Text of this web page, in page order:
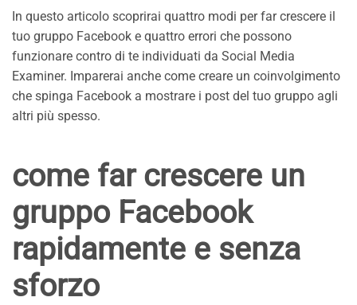
In questo articolo scoprirai quattro modi per far crescere il
tuo gruppo Facebook e quattro errori che possono
funzionare contro di te individuati da Social Media
Examiner. Imparerai anche come creare un coinvolgimento
che spinga Facebook a mostrare i post del tuo gruppo agli
altri più spesso.
come far crescere un
gruppo Facebook
rapidamente e senza
sforzo